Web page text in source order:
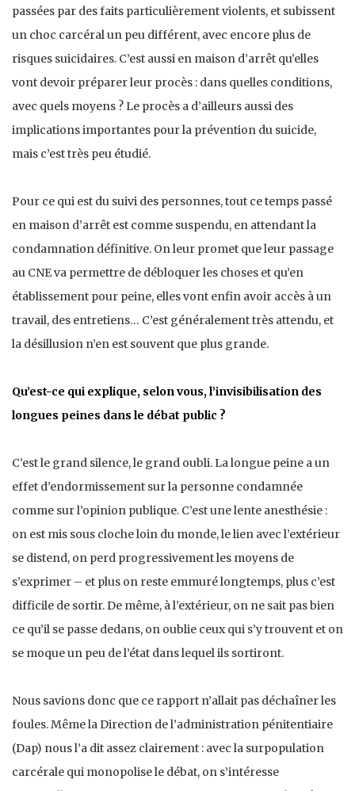
passées par des faits particulièrement violents, et subissent
un choc carcéral un peu différent, avec encore plus de
risques suicidaires. C’est aussi en maison d’arrêt qu’elles
vont devoir préparer leur procès : dans quelles conditions,
avec quels moyens ? Le procès a d’ailleurs aussi des
implications importantes pour la prévention du suicide,
mais c’est très peu étudié.
Pour ce qui est du suivi des personnes, tout ce temps passé
en maison d’arrêt est comme suspendu, en attendant la
condamnation définitive. On leur promet que leur passage
au CNE va permettre de débloquer les choses et qu’en
établissement pour peine, elles vont enfin avoir accès à un
travail, des entretiens… C’est généralement très attendu, et
la désillusion n’en est souvent que plus grande.
Qu’est-ce qui explique, selon vous, l’invisibilisation des
longues peines dans le débat public ?
C’est le grand silence, le grand oubli. La longue peine a un
effet d’endormissement sur la personne condamnée
comme sur l’opinion publique. C’est une lente anesthésie :
on est mis sous cloche loin du monde, le lien avec l’extérieur
se distend, on perd progressivement les moyens de
s’exprimer – et plus on reste emmuré longtemps, plus c’est
difficile de sortir. De même, à l’extérieur, on ne sait pas bien
ce qu’il se passe dedans, on oublie ceux qui s’y trouvent et on
se moque un peu de l’état dans lequel ils sortiront.
Nous savions donc que ce rapport n’allait pas déchaîner les
foules. Même la Direction de l’administration pénitentiaire
(Dap) nous l’a dit assez clairement : avec la surpopulation
carcérale qui monopolise le débat, on s’intéresse